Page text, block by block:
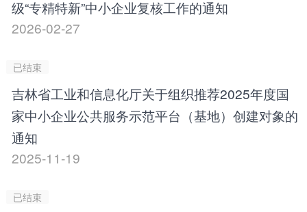
级“专精特新”中小企业复核工作的通知
2026-02-27
已结束
吉林省工业和信息化厅关于组织推荐2025年度国
家中小企业公共服务示范平台（基地）创建对象的
通知
2025-11-19
已结束